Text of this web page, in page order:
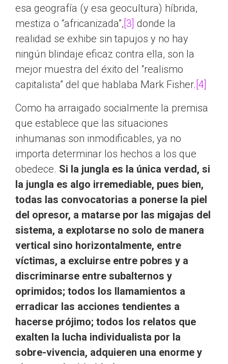
esa geografía (y esa geocultura) híbrida,
mestiza o “africanizada”,[3] donde la
realidad se exhibe sin tapujos y no hay
ningún blindaje eficaz contra ella, son la
mejor muestra del éxito del “realismo
capitalista” del que hablaba Mark Fisher. [4]
Como ha arraigado socialmente la premisa
que establece que las situaciones
inhumanas son inmodificables, ya no
importa determinar los hechos a los que
obedece. Si la jungla es la única verdad, si
la jungla es algo irremediable, pues bien,
todas las convocatorias a ponerse la piel
del opresor, a matarse por las migajas del
sistema, a explotarse no solo de manera
vertical sino horizontalmente, entre
víctimas, a excluirse entre pobres y a
discriminarse entre subalternos y
oprimidos; todos los llamamientos a
erradicar las acciones tendientes a
hacerse prójimo; todos los relatos que
exalten la lucha individualista por la
sobre-vivencia, adquieren una enorme y